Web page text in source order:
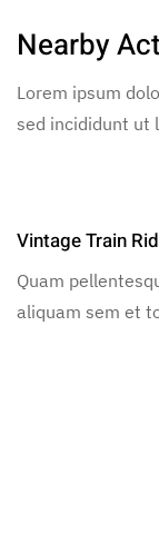
Nearby
Lorem ipsum
sed incididunt ut
Vintage Train
Quam
aliquam sem et